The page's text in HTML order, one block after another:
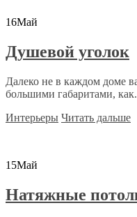
16Май
Душевой уголок
Далеко не в каждом доме
большими габаритами,
Интерьеры Читать дальше
15Май
Натяжные